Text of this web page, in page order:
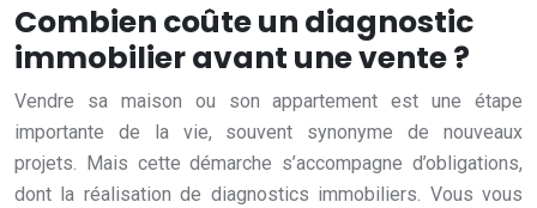
Combien coûte un diagnostic
immobilier avant une vente ?
Vendre sa maison ou son appartement est une étape
importante de la vie, souvent synonyme de nouveaux
projets. Mais cette démarche s’accompagne d’obligations,
dont la réalisation de diagnostics immobiliers. Vous vous